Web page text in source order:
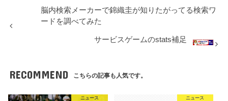
脳内検索メーカーで錦織圭が知りたがってる検索ワ
ードを調べてみた
サービスゲームのstats補足
RECOMMEND こちらの記事も人気です。
ニュース ニュース